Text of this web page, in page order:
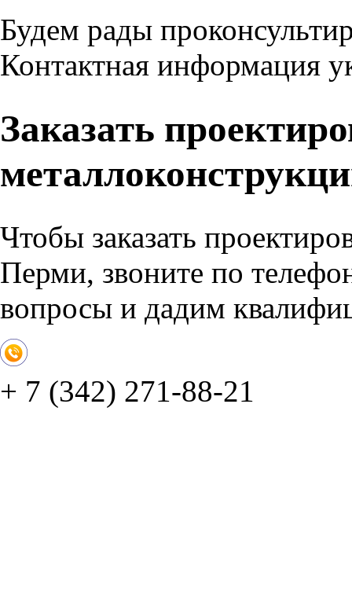
Будем рады
Контактная информация
Заказать
Чтобы заказать
Перми, звоните по
вопросы и дадим
+ 7 (342) 271-88-21